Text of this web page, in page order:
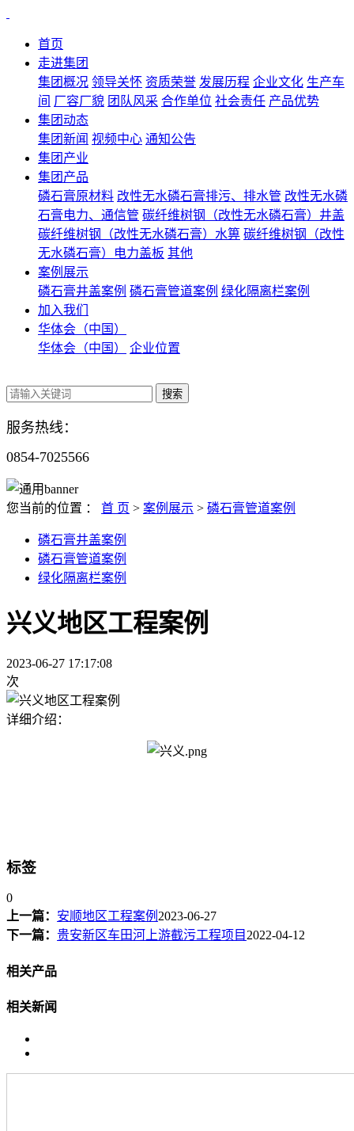
首页
走进集团
集团概况 领导关怀 资质荣誉 发展历程 企业文化 生产车
间 厂容厂貌 团队风采 合作单位 社会责任 产品优势
集团动态
集团新闻 视频中心 通知公告
集团产业
集团产品
磷石膏原材料 改性无水磷石膏排污、排水管 改性无水磷
石膏电力、通信管 碳纤维树钢（改性无水磷石膏）井盖
碳纤维树钢（改性无水磷石膏）水箅 碳纤维树钢（改性
无水磷石膏）电力盖板 其他
案例展示
磷石膏井盖案例 磷石膏管道案例 绿化隔离栏案例
加入我们
华体会（中国）
华体会（中国）
企业位置
服务热线：
0854-7025566
您当前的位置 ： 首 页 > 案例展示 > 磷石膏管道案例
磷石膏井盖案例
磷石膏管道案例
绿化隔离栏案例
兴义地区工程案例
2023-06-27 17:17:08
次
详细介绍：
标签
0
上一篇： 安顺地区工程案例 2023-06-27
下一篇： 贵安新区车田河上游截污工程项目 2022-04-12
相关产品
相关新闻